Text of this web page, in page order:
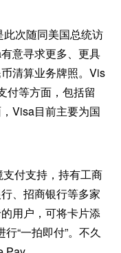
次随同美国总统访
意寻求更多、更具
清算业务牌照。Vis
付等方面，包括留
Visa目前主要为国
付支持，持有工商
、招商银行等多家
用户，可将卡片添
“一拍即付”。不久